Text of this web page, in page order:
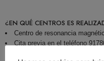
¿EN QUÉ CENTROS ES
Centro de resonancia
Cita previa en el teléfono